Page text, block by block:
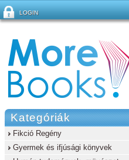
Kategóriák
Fikció Regény
Gyermek és ifjúsági könyvek
LOGIN
Elfelejtette a jelszavát?